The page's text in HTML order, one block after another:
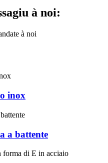
à noi:
à noi
inox
a battente